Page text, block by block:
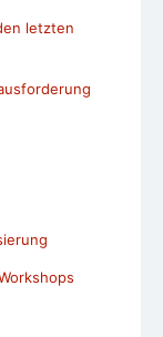
letzten